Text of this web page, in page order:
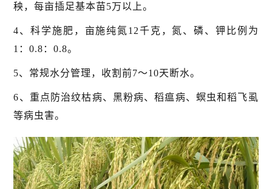
秧，每亩插足基本苗5万以上。
4、科学施肥，亩施纯氮12千克，氮、磷、钾比例为
1：0.8：0.8。
5、常规水分管理，收割前7～10天断水。
6、重点防治纹枯病、黑粉病、稻瘟病、螟虫和稻飞虱
等病虫害。